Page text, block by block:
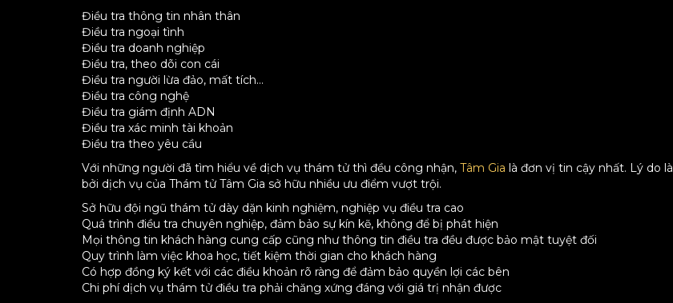
Điều tra thông tin nhân thân
Điều tra ngoại tình
Điều tra doanh nghiệp
Điều tra, theo dõi con cái
Điều tra người lừa đảo, mất tích…
Điều tra công nghệ
Điều tra giám định ADN
Điều tra xác minh tài khoản
Điều tra theo yêu cầu
Với những người đã tìm hiểu về dịch vụ thám tử thì đều công nhận, Tâm Gia là đơn vị tin cậy nhất. Lý do là
bởi dịch vụ của Thám tử Tâm Gia sở hữu nhiều ưu điểm vượt trội.
Sở hữu đội ngũ thám tử dày dặn kinh nghiệm, nghiệp vụ điều tra cao
Quá trình điều tra chuyên nghiệp, đảm bảo sự kín kẽ, không để bị phát hiện
Mọi thông tin khách hàng cung cấp cũng như thông tin điều tra đều được bảo mật tuyệt đối
Quy trình làm việc khoa học, tiết kiệm thời gian cho khách hàng
Có hợp đồng ký kết với các điều khoản rõ ràng để đảm bảo quyền lợi các bên
Chi phí dịch vụ thám tử điều tra phải chăng xứng đáng với giá trị nhận được